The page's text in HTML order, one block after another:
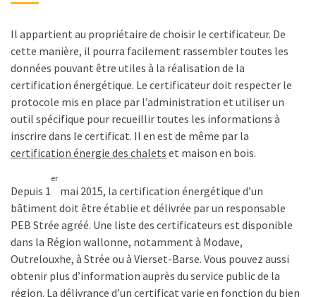
Il appartient au propriétaire de choisir le certificateur. De
cette manière, il pourra facilement rassembler toutes les
données pouvant être utiles à la réalisation de la
certification énergétique. Le certificateur doit respecter le
protocole mis en place par l’administration et utiliser un
outil spécifique pour recueillir toutes les informations à
inscrire dans le certificat. Il en est de même par la
certification énergie des chalets et maison en bois.
Depuis 1
er
mai 2015, la certification énergétique d’un
bâtiment doit être établie et délivrée par un responsable
PEB Strée agréé. Une liste des certificateurs est disponible
dans la Région wallonne, notamment à Modave,
Outrelouxhe, à Strée ou à Vierset-Barse. Vous pouvez aussi
obtenir plus d’information auprès du service public de la
région. La délivrance d’un certificat varie en fonction du bien